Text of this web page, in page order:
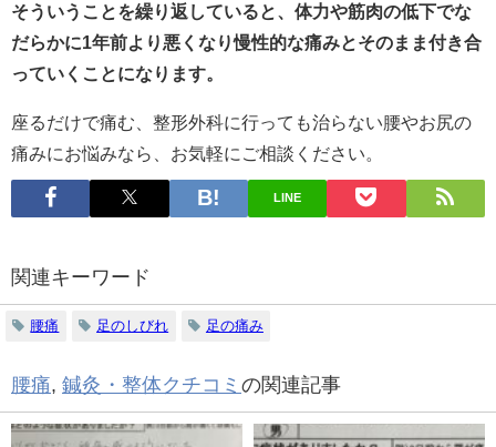
そういうことを繰り返していると、体力や筋肉の低下でな
だらかに1年前より悪くなり慢性的な痛みとそのまま付き合
っていくことになります。
座るだけで痛む、整形外科に行っても治らない腰やお尻の
痛みにお悩みなら、お気軽にご相談ください。
LINE
関連キーワード
腰痛 足のしびれ 足の痛み
腰痛 鍼灸・整体クチコミ の関連記事